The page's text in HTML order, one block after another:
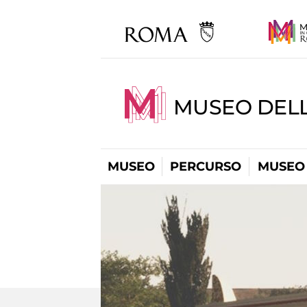
MUSEO
MUSEO PERCURSO